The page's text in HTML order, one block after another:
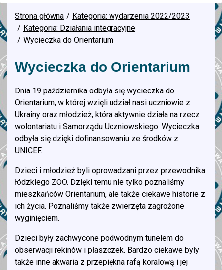
Strona główna
Kategoria: wydarzenia 2022/2023
Kategoria: Działania integracyjne
Wycieczka do Orientarium
Wycieczka do Orientarium
Dnia 19 października odbyła się wycieczka do
Orientarium, w której wzięli udział nasi uczniowie z
Ukrainy oraz młodzież, która aktywnie działa na rzecz
wolontariatu i Samorządu Uczniowskiego. Wycieczka
odbyła się dzięki dofinansowaniu ze środków z
UNICEF.
Dzieci i młodzież byli oprowadzani przez przewodnika
łódzkiego ZOO. Dzięki temu nie tylko poznaliśmy
mieszkańców Orientarium, ale także ciekawe historie z
ich życia. Poznaliśmy także zwierzęta zagrożone
wyginięciem.
Dzieci były zachwycone podwodnym tunelem do
obserwacji rekinów i płaszczek. Bardzo ciekawe były
także inne akwaria z przepiękna rafą koralową i jej